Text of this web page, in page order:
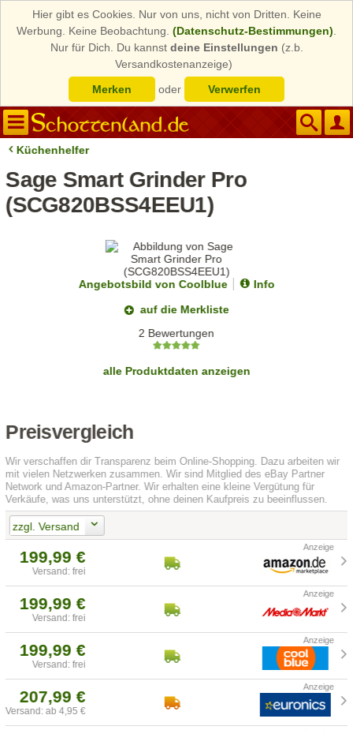
Hier gibt es Cookies. Nur von uns, nicht von Dritten. Keine
Werbung. Keine Beobachtung. (Datenschutz-Bestimmungen)
Nur für Dich. Du kannst deine Einstellungen (z.b.
Versandkostenanzeige)
Merken
oder Verwerfen
Küchenhelfer
Sage Smart Grinder Pro
(SCG820BSS4EEU1)
Angebotsbild von Coolblue
Info
auf die Merkliste
2 Bewertungen
alle Produktdaten anzeigen
Preisvergleich
Wir verschaffen dir Transparenz beim Online-Shopping. Dazu arbeiten wir
mit vielen Netzwerken zusammen. Wir sind Mitglied des eBay Partner
Network und Amazon-Partner. Wir erhalten eine kleine Vergütung für
Verkäufe, was uns unterstützt, ohne deinen Kaufpreis zu beeinflussen.
zzgl. Versand
199,99 €
Versand: frei
199,99 €
Versand: frei
199,99 €
Versand: frei
207,99 €
Versand: ab 4,95 €